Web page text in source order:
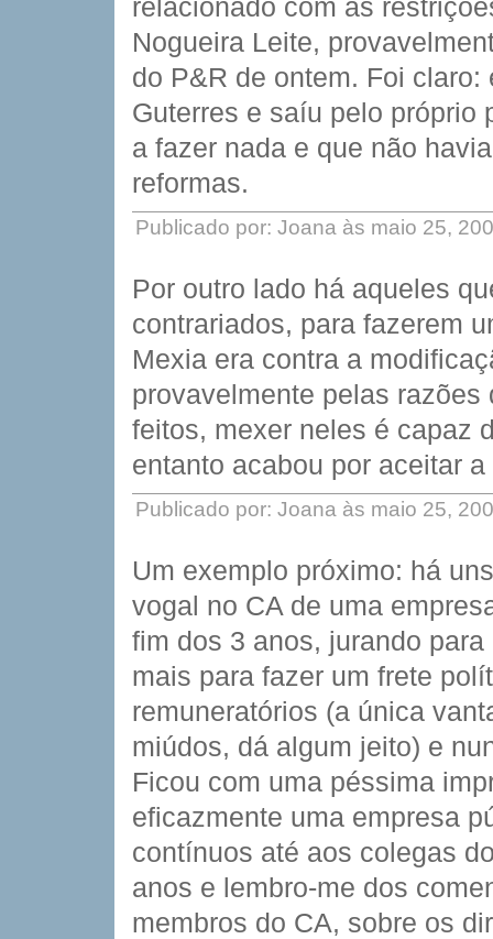
relacionado com as
Nogueira Leite,
do P&R de ontem. Foi
Guterres e saíu pelo próprio
a fazer nada e que não
reformas.
Publicado por: Joana às maio 25,
Por outro lado há aqueles
contrariados, para fazerem
Mexia era contra a
provavelmente pelas
feitos, mexer neles é capaz
entanto acabou por aceitar
Publicado por: Joana às maio 25,
Um exemplo próximo: há
vogal no CA de uma
fim dos 3 anos, jurando
mais para fazer um frete
remuneratórios (a única
miúdos, dá algum jeito) e
Ficou com uma péssima
eficazmente uma empresa
contínuos até aos colegas
anos e lembro-me dos
membros do CA, sobre os